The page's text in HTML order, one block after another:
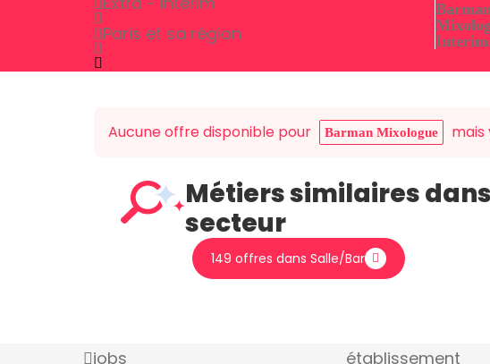
Paris et sa région
Interim
Aucune offre disponible pour Barman Mixologue mais
Métiers similaires
secteur
149 offres dans Salle/Bar
jobs établissement